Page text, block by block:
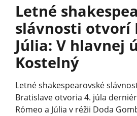
Letné
slávnosti otvorí
Júlia: V hlavnej
Kostelný
Letné shakespearovské
Bratislave otvoria 4. júla
Rómeo a Júlia v réžii Doda